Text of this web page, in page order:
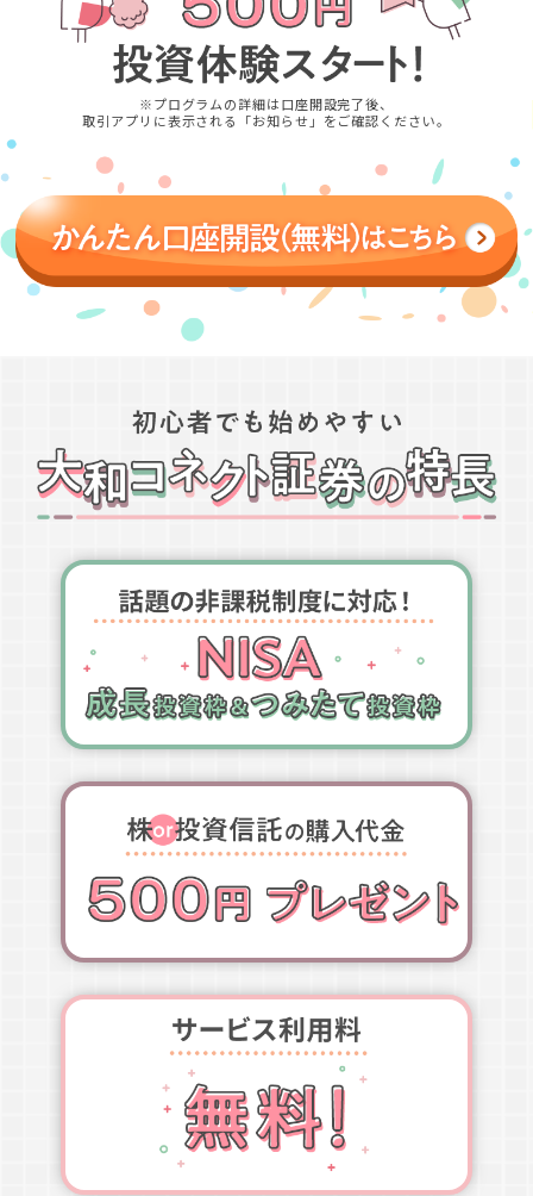
※プログラムの詳細は口座開設完了後、
取引アプリに表示される「お知らせ」をご確認ください。